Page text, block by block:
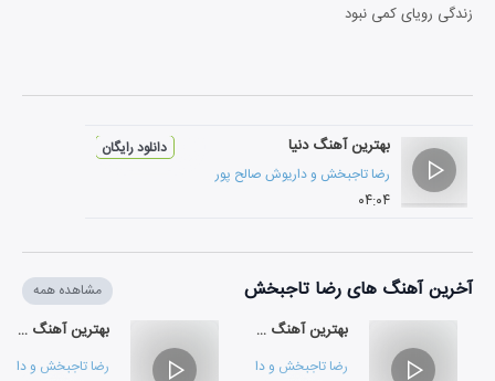
زندگی رویای کمی نبود
بهترین آهنگ دنیا
رضا تاجبخش و داریوش صالح پور
۰۴:۰۴
دانلود رایگان
آخرین آهنگ های رضا تاجبخش مشاهده همه
بهترین آهنگ دنیا
رضا تاجبخش و داریوش صالح پور
بهترین آهنگ دنیا
رضا تاجبخش و